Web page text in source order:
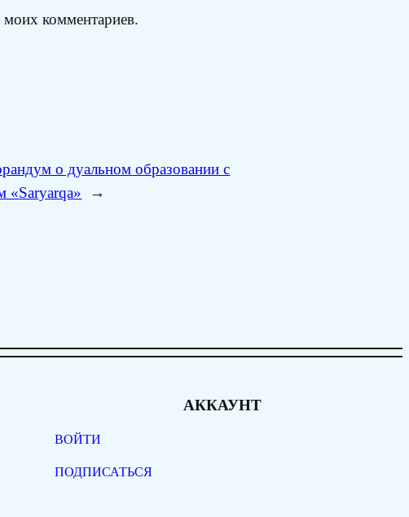
комментариев.
о дуальном образовании с
«Saryarqa»
→
АККАУНТ
ВОЙТИ
ПОДПИСАТЬСЯ